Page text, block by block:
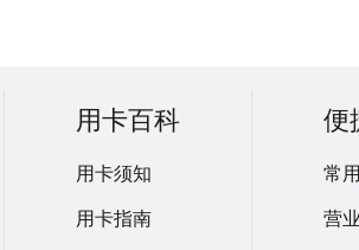
用卡百科
用卡须知
用卡指南
便
常
营